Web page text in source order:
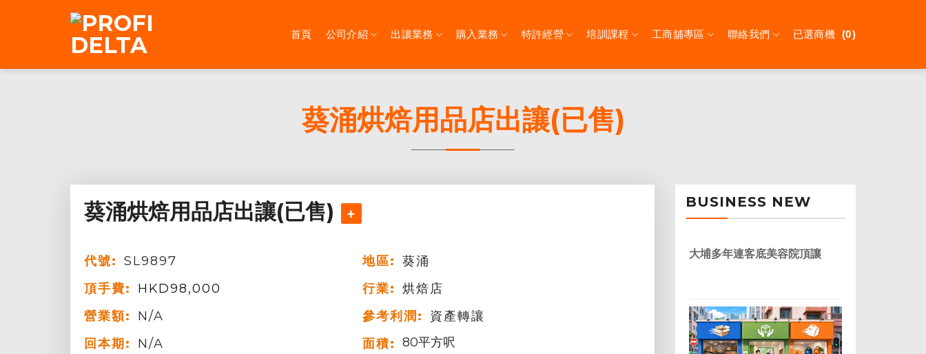
首頁 公司介紹 出讓業務 購入業務 特許經營 培訓課程 工商舖專區 聯絡我們 已選商機 0
葵涌烘焙用品店出讓(已售)
葵涌烘焙用品店出讓(已售)
代號: SL9897 地區: 葵涌
頂手費:
HKD98,000 行業: 烘焙店
營業額:
N/A 參考利潤:
資產轉讓
回本期:
N/A 面積: 80平方呎
BUSINESS NEW
大埔多年連客底美容院頂讓